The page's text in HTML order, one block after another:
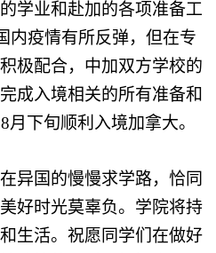
学业和赴加的各项准备工
内疫情有所反弹，但在专
极配合，中加双方学校的
成入境相关的所有准备和
8月下旬顺利入境加拿大。
异国的慢慢求学路，恰同
好时光莫辜负。 学院将持
生活。祝愿同学们在做好